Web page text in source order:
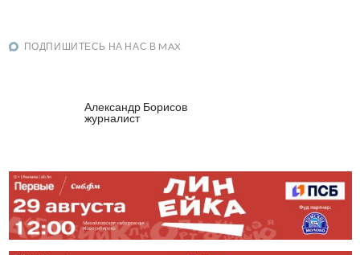
ПОДПИШИТЕСЬ НА НАС В MAX
Александр Борисов
журналист